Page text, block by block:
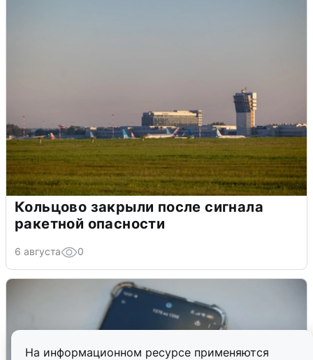
На информационном ресурсе применяются
Кольцово закрыли после сигнала
ракетной опасности
6 августа 0